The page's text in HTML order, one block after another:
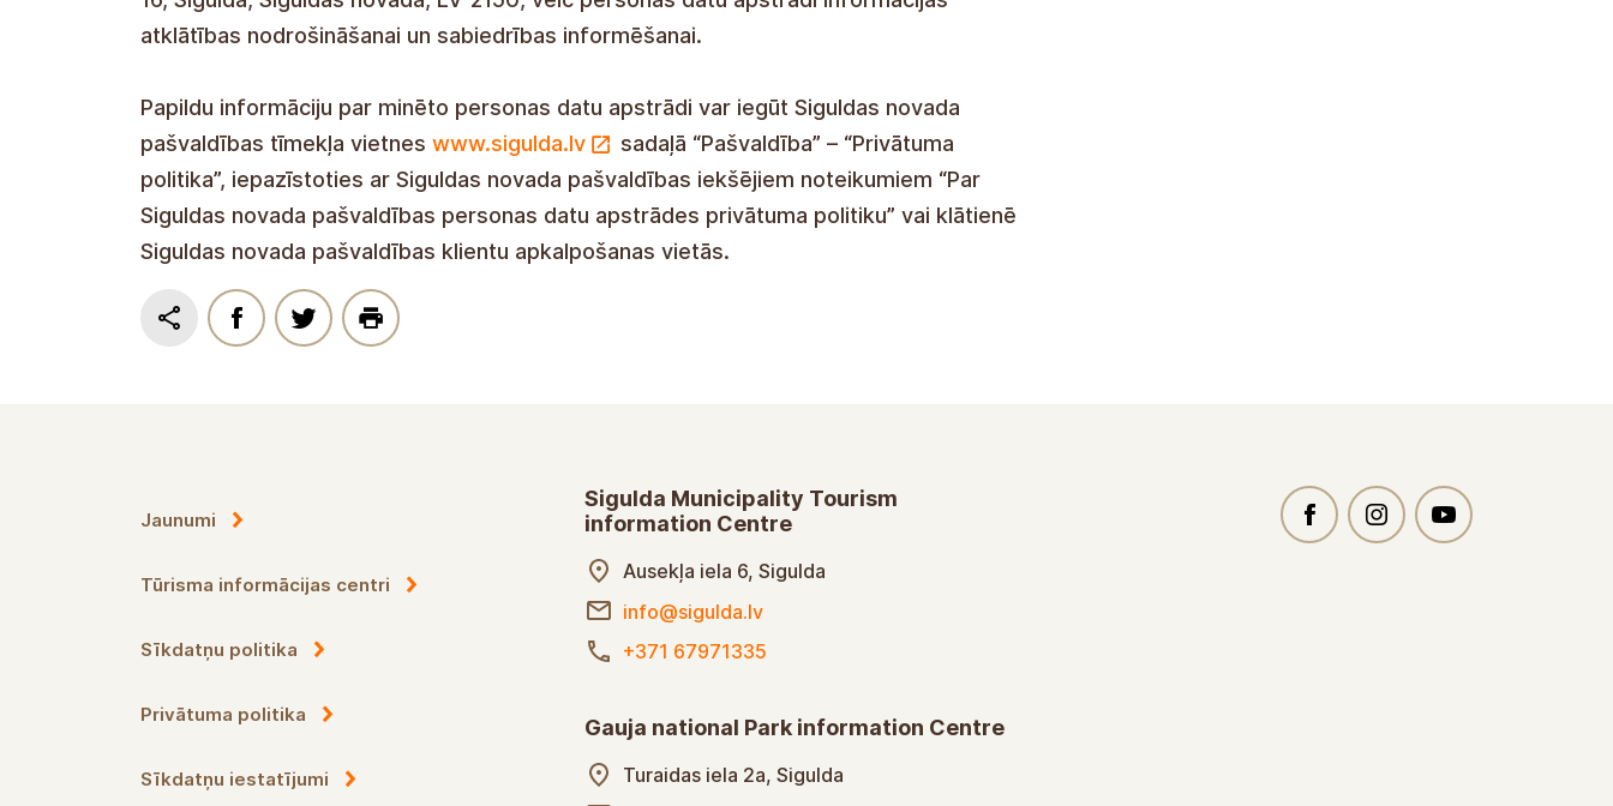
personas datu apstrādes nolūki: Siguldas novada pašvaldība, juridiskā adrese Pils ielā
atklātības nodrošināšanai un sabiedrības informēšanai.
Papildu informāciju par minēto personas datu apstrādi var iegūt Siguldas novada
pašvaldības tīmekļa vietneswww.sigulda.lv
sadaļā “Pašvaldība” – “Privātuma
politika”, iepazīstoties ar Siguldas novada pašvaldības iekšējiem noteikumiem “Par
Siguldas novada pašvaldības personas datu apstrādes privātuma politiku” vai klātienē
Siguldas novada pašvaldības klientu apkalpošanas vietās.
Jaunumi
Tūrisma informācijas centri
Sīkdatņu politika
Privātuma politika
Sigulda Municipality Tourism
information Centre
Ausekļa iela 6, Sigulda
+371 67971335
Gauja national Park information Centre